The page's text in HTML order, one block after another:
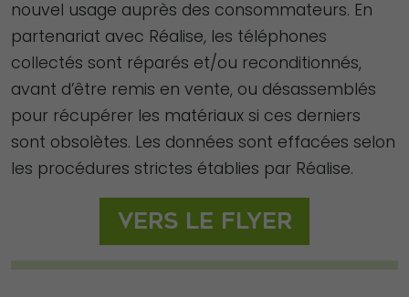
nouvel usage auprès des consommateurs. En
partenariat avec Réalise, les téléphones
collectés sont réparés et/ou reconditionnés,
avant d’être remis en vente, ou désassemblés
pour récupérer les matériaux si ces derniers
sont obsolètes. Les données sont effacées selon
les procédures strictes établies par Réalise.
Vers le flyer